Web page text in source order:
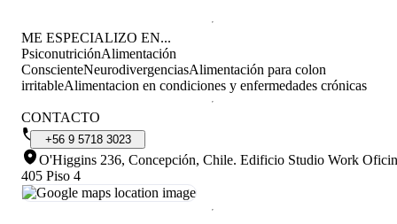
ME ESPECIALIZO EN...
PsiconutriciónAlimentación
ConscienteNeurodivergenciasAlimentación para colon
irritableAlimentacion en condiciones y enfermedades crónicas
CONTACTO
+56 9 5718 3023
O'Higgins 236, Concepción, Chile. Edificio Studio Work
405 Piso 4